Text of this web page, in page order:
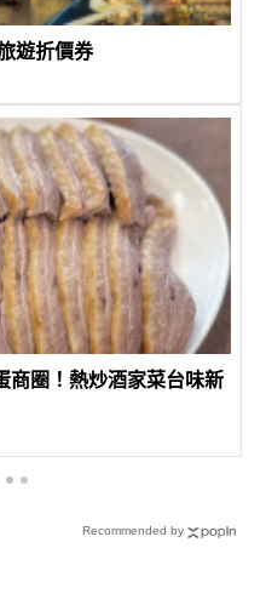
遊折價券
商圈！熱炒酒家菜台味新
Recommended by